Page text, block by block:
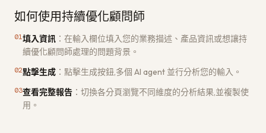
如何使用持續優化顧問師
01填入資訊 ： 在輸入欄位填入您的業務描述、產品資訊或想讓持
續優化顧問師處理的問題背景。
02點擊生成 ： 點擊生成按鈕,多個 AI agent 並行分析您的輸入。
03查看完整報告 ： 切換各分頁瀏覽不同維度的分析結果,並複製使
用。